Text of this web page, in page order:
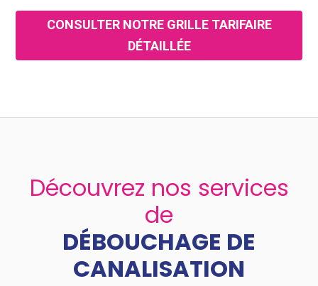
CONSULTER NOTRE GRILLE TARIFAIRE
DÉTAILLÉE
Découvrez nos services
de
DÉBOUCHAGE DE
CANALISATION